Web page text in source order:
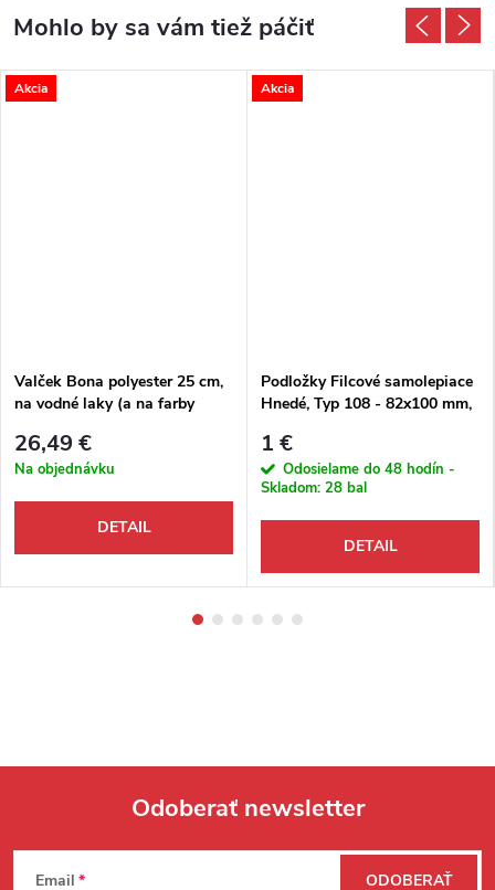
Akcia
Valček Bona polyester 25 cm,
na vodné laky (a na farby
26,49 €
Na objednávku
DETAIL
Akcia
Podložky Filcové samolepiace
Hnedé, Typ 108 - 82x100 mm,
1 €
Odosielame do 48 hodín -
Skladom: 28 bal
DETAIL
Zápätie
Odoberať newsletter
Email ODOBERAŤ